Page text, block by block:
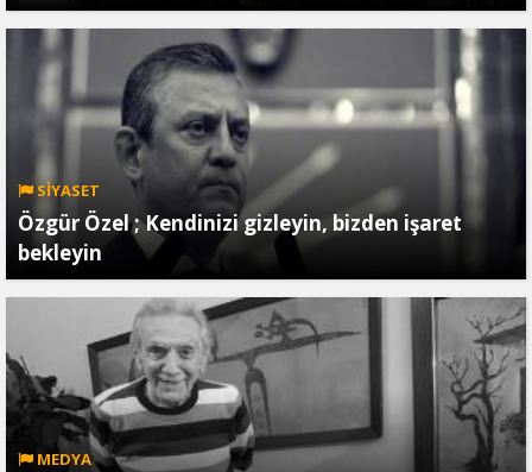
SİYASET
Özgür Özel ; Kendinizi gizleyin, bizden işaret
bekleyin
MEDYA